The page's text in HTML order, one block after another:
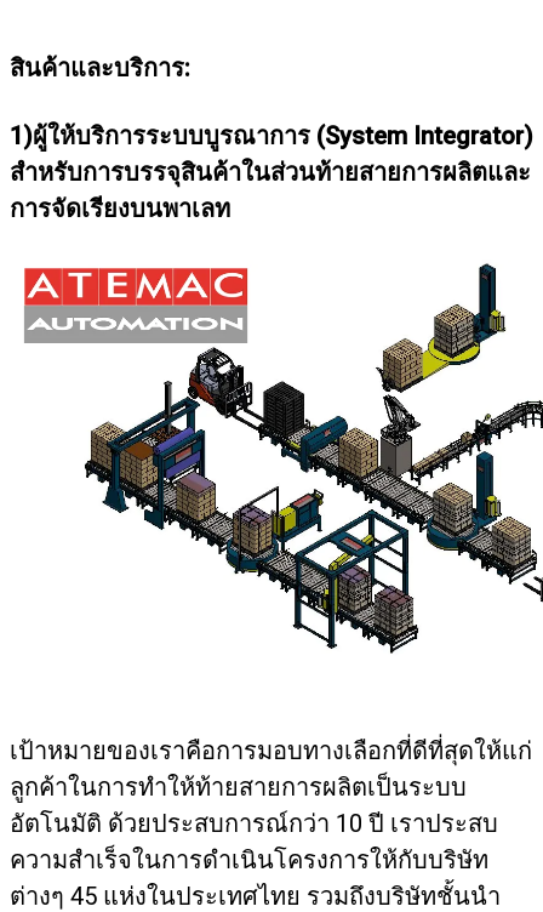
สินค้าและบริการ:
1)ผู้ให้บริการระบบบูรณาการ (System Integrator)
สำหรับการบรรจุสินค้าในส่วนท้ายสายการผลิตและ
การจัดเรียงบนพาเลท
เป้าหมายของเราคือการมอบทางเลือกที่ดีที่สุดให้แก่
ลูกค้าในการทำให้ท้ายสายการผลิตเป็นระบบ
อัตโนมัติ ด้วยประสบการณ์กว่า 10 ปี เราประสบ
ความสำเร็จในการดำเนินโครงการให้กับบริษัท
ต่างๆ 45 แห่งในประเทศไทย รวมถึงบริษัทชั้นนำ